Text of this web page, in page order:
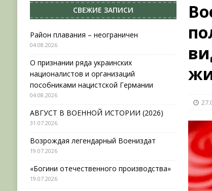
[ 31.07.2026 ] АВГУСТ В ВОЕННОЙ
Возрождая легендарный
[ 04.08.2026 ] Район плавания –
СВЕЖИЕ ЗАПИСИ
Район плавания – неограничен
04.08.2026
О признании ряда украинских
националистов и организаций
пособниками нацистской Германии
04.08.2026
АВГУСТ В ВОЕННОЙ ИСТОРИИ (2026)
31.07.2026
Возрождая легендарный Воениздат
19.07.2026
«Богини отечественного производства»
19.07.2026